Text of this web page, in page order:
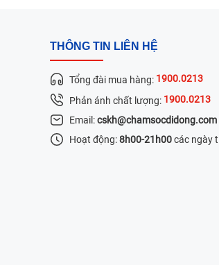
THÔNG TIN LIÊN HỆ
Tổng đài mua hàng: 1900.0213
Phản ánh chất lượng: 1900.0213
Email:cskh@chamsocdidong.com
Hoạt động:8h00-21h00các ngày